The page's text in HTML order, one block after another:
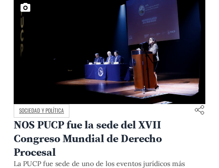
SOCIEDAD Y POLÍTICA
NOS PUCP fue la sede del XVII
Congreso Mundial de Derecho
Procesal
La PUCP fue sede de uno de los eventos jurídicos más